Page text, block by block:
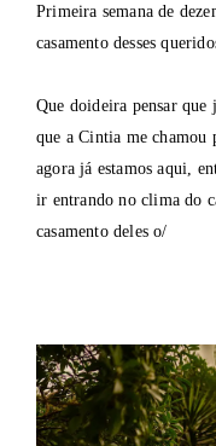
Primeira semana de
casamento desses
Que doideira pensar
que a Cintia me chamou
agora já estamos aqui,
ir entrando no clima do
casamento deles o/